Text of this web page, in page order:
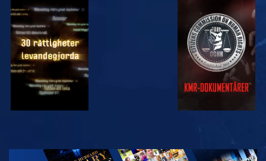
TITTA TITTA
TITTA
UTFORSKA